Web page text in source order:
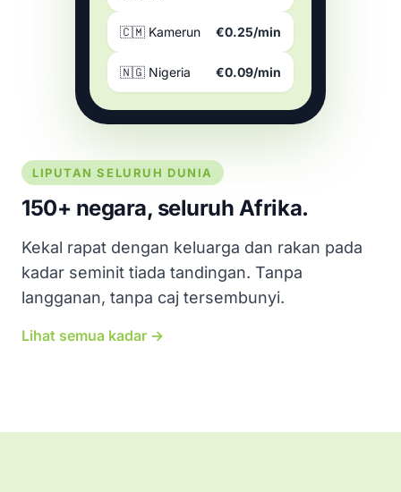
LIPUTAN SELURUH DUNIA
150+ negara, seluruh Afrika.
Kekal rapat dengan keluarga dan rakan pada
kadar seminit tiada tandingan. Tanpa
langganan, tanpa caj tersembunyi.
Lihat semua kadar →
🇨🇲 Kamerun €0.25/min
🇳🇬 Nigeria €0.09/min